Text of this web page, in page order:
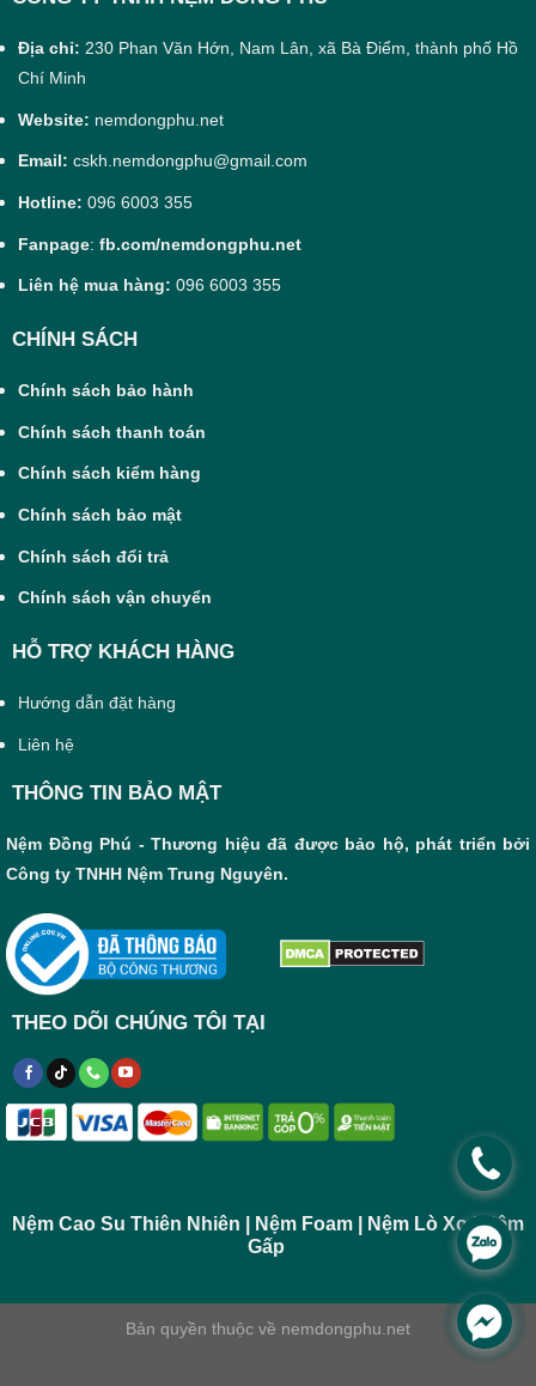
Địa chỉ: 230 Phan Văn Hớn, Nam Lân, xã Bà Điểm, thành phố Hồ
Chí Minh
Website: nemdongphu.net
Email: cskh.nemdongphu@gmail.com
Hotline: 096 6003 355
Fanpage: fb.com/nemdongphu.net
Liên hệ mua hàng: 096 6003 355
CHÍNH SÁCH
Chính sách bảo hành
Chính sách thanh toán
Chính sách kiểm hàng
Chính sách bảo mật
Chính sách đổi trả
Chính sách vận chuyển
HỖ TRỢ KHÁCH HÀNG
Hướng dẫn đặt hàng
Liên hệ
THÔNG TIN BẢO MẬT
Nệm Đồng Phú - Thương hiệu đã được bảo hộ, phát triển bởi
Công ty TNHH Nệm Trung Nguyên.
THEO DÕI CHÚNG TÔI TẠI
Nệm Cao Su Thiên Nhiên | Nệm Foam | Nệm Lò Xo | Nệm
Gấp
Bản quyền thuộc về nemdongphu.net
.
.
.